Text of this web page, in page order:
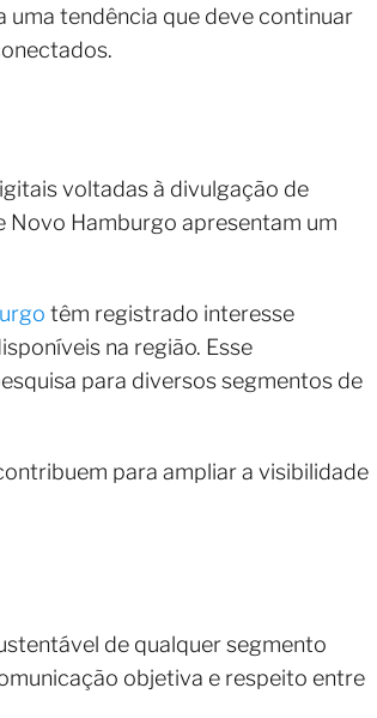
uma tendência que deve continuar
voltadas à divulgação de
Novo Hamburgo apresentam um
têm registrado interesse
na região. Esse
para diversos segmentos de
para ampliar a visibilidade
de qualquer segmento
objetiva e respeito entre